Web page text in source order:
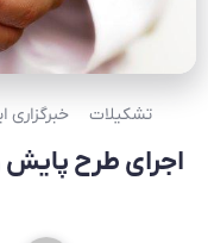
تشکیلات خبرگزاری
اجرای طرح پایش